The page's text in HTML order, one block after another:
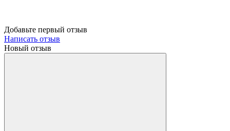
Добавьте первый отзыв
Написать отзыв
Новый отзыв